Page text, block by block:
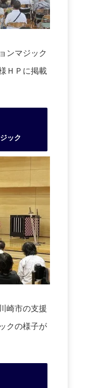
ンマジック
ＨＰに掲載
ック
崎市の支援
クの様子が